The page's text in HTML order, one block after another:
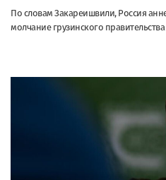
По словам Закареишвили, Россия
молчание грузинского